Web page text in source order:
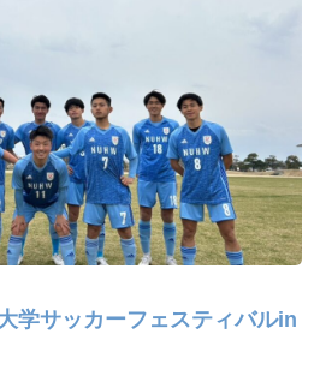
学サッカーフェスティバルin